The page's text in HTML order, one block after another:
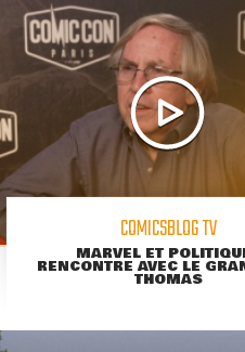
COMICSBLOG TV
MARVEL ET
RENCONTRE AVEC LE
THOMAS